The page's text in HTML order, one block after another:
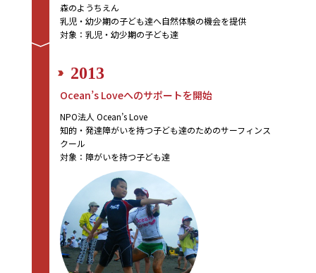
森のようちえん
乳児・幼少期の子ども達へ自然体験の機会を提供
対象：乳児・幼少期の子ども達
2013
Ocean’s Loveへのサポートを開始
NPO法人 Ocean’s Love
知的・発達障がいを持つ子ども達のためのサーフィンス
クール
対象：障がいを持つ子ども達